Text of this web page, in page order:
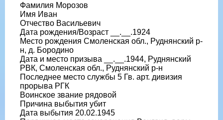
Фамилия Морозов
Имя Иван
Отчество Васильевич
Дата рождения/Возраст __.__.1924
Место рождения Смоленская обл., Руднянский р-
н, д. Бородино
Дата и место призыва __.__.1944, Руднянский
РВК, Смоленская обл., Руднянский р-н
Последнее место службы 5 Гв. арт. дивизия
прорыва РГК
Воинское звание рядовой
Причина выбытия убит
Дата выбытия 20.02.1945